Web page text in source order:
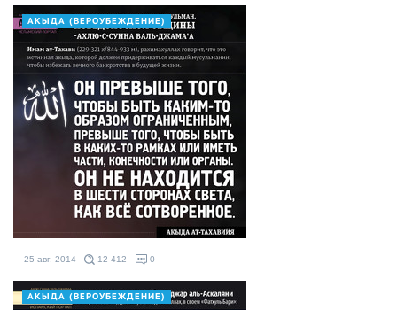
АКЫДА (ВЕРОУБЕЖДЕНИЕ)
25 авг. 2014 12 412 0
АКЫДА (ВЕРОУБЕЖДЕНИЕ)